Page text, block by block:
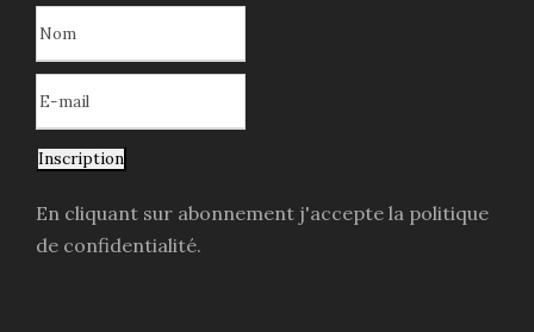
Inscription
En cliquant sur abonnement j'accepte la politique
de confidentialité.